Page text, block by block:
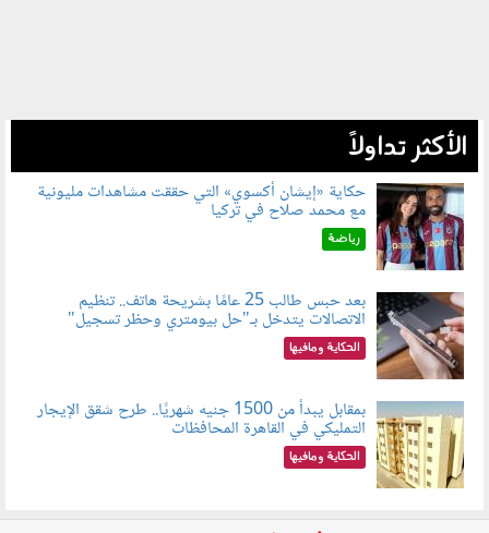
الأكثر تداولاً
080802.jpg
حكاية «إيشان أكسوي» التي حققت مشاهدات مليونية
مع محمد صلاح في تركيا
رياضة
080803.jpg
بعد حبس طالب 25 عامًا بشريحة هاتف.. تنظيم
الاتصالات يتدخل بـ"حل بيومتري وحظر تسجيل"
الحكاية ومافيها
080801.jpg
بمقابل يبدأ من 1500 جنيه شهريًا.. طرح شقق الإيجار
التمليكي في القاهرة المحافظات
الحكاية ومافيها